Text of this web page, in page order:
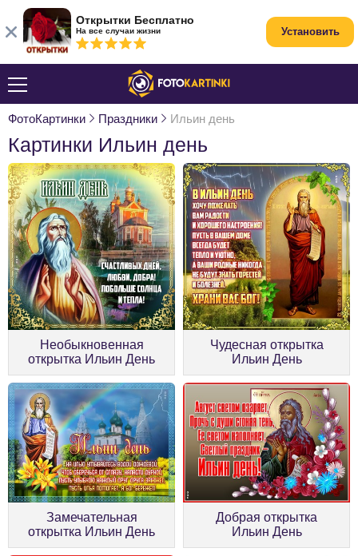
ФотоКартинки Праздники Ильин день
Картинки Ильин день
Необыкновенная
открытка Ильин День
Чудесная открытка
Ильин День
Замечательная
открытка Ильин День
Добрая открытка
Ильин День
Открытки Бесплатно
На все случаи жизни Установить